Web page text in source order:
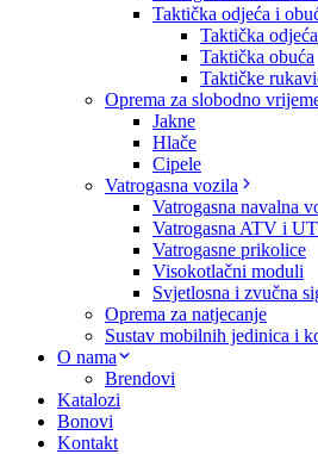
Taktička odjeća i
Taktička odjeća
Taktička obuća
Taktičke
Oprema za slobodno
Jakne
Hlače
Cipele
Vatrogasna vozila
Vatrogasna navalna
Vatrogasna ATV i
Vatrogasne prikolice
Visokotlačni moduli
Svjetlosna i zvučna
Oprema za natjecanje
Sustav mobilnih jedinica i
O nama
Brendovi
Katalozi
Bonovi
Kontakt